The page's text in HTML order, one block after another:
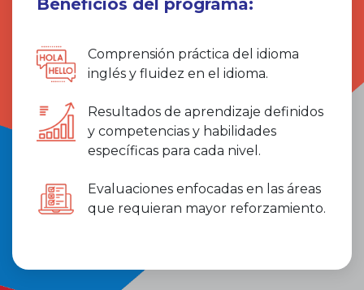
Beneficios del programa:
Comprensión práctica del idioma
inglés y fluidez en el idioma.
Resultados de aprendizaje definidos
y competencias y habilidades
específicas para cada nivel.
Evaluaciones enfocadas en las áreas
que requieran mayor reforzamiento.